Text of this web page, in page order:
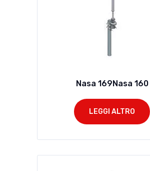
Nasa 169Nasa 160
LEGGI ALTRO